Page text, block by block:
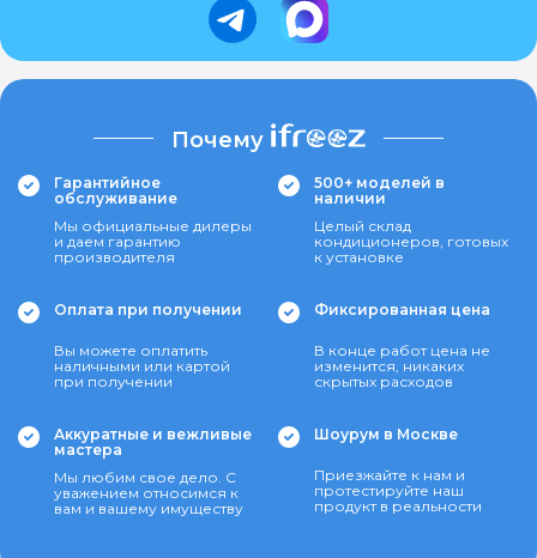
Почему
Гарантийное
обслуживание
Мы официальные дилеры
и даем гарантию
производителя
500+ моделей в
наличии
Целый склад
кондиционеров, готовых
к установке
Оплата при получении
Вы можете оплатить
наличными или картой
при получении
Фиксированная цена
В конце работ цена не
изменится, никаких
скрытых расходов
Аккуратные и вежливые
мастера
Мы любим свое дело. С
уважением относимся к
вам и вашему имуществу
Шоурум в Москве
Приезжайте к нам и
протестируйте наш
продукт в реальности